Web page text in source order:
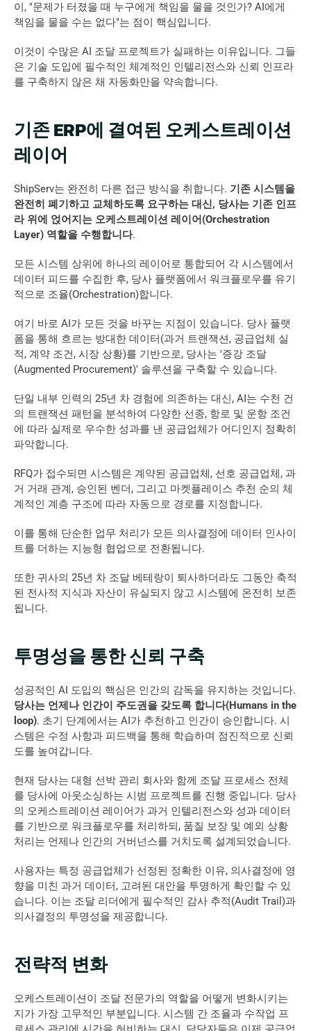
이, "문제가 터졌을 때 누구에게 책임을 물을 것인가? AI에게
책임을 물을 수는 없다"는 점이 핵심입니다.
이것이 수많은 AI 조달 프로젝트가 실패하는 이유입니다. 그들
은 기술 도입에 필수적인 체계적인 인텔리전스와 신뢰 인프라
를 구축하지 않은 채 자동화만을 약속합니다.
기존 ERP에 결여된 오케스트레이션
레이어
ShipServ는 완전히 다른 접근 방식을 취합니다. 기존 시스템을
완전히 폐기하고 교체하도록 요구하는 대신, 당사는 기존 인프
라 위에 얹어지는 오케스트레이션 레이어(Orchestration
Layer) 역할을 수행합니다.
모든 시스템 상위에 하나의 레이어로 통합되어 각 시스템에서
데이터 피드를 수집한 후, 당사 플랫폼에서 워크플로우를 유기
적으로 조율(Orchestration)합니다.
여기 바로 AI가 모든 것을 바꾸는 지점이 있습니다. 당사 플랫
폼을 통해 흐르는 방대한 데이터(과거 트랜잭션, 공급업체 실
적, 계약 조건, 시장 상황)를 기반으로, 당사는 '증강 조달
(Augmented Procurement)' 솔루션을 구축할 수 있습니다.
단일 내부 인력의 25년 차 경험에 의존하는 대신, AI는 수천 건
의 트랜잭션 패턴을 분석하여 다양한 선종, 항로 및 운항 조건
에 따라 실제로 우수한 성과를 낸 공급업체가 어디인지 정확히
파악합니다.
RFQ가 접수되면 시스템은 계약된 공급업체, 선호 공급업체, 과
거 거래 관계, 승인된 벤더, 그리고 마켓플레이스 추천 순의 체
계적인 계층 구조에 따라 자동으로 경로를 지정합니다.
이를 통해 단순한 업무 처리가 모든 의사결정에 데이터 인사이
트를 더하는 지능형 협업으로 전환됩니다.
또한 귀사의 25년 차 조달 베테랑이 퇴사하더라도 그동안 축적
된 전사적 지식과 자산이 유실되지 않고 시스템에 온전히 보존
됩니다.
투명성을 통한 신뢰 구축
당사는 언제나 인간이 주도권을 갖도록 합니다(Humans in the
loop). 초기 단계에서는 AI가 추천하고 인간이 승인합니다. 시
스템은 수정 사항과 피드백을 통해 학습하며 점진적으로 신뢰
도를 높여갑니다.
현재 당사는 대형 선박 관리 회사와 함께 조달 프로세스 전체
를 당사에 아웃소싱하는 시범 프로젝트를 진행 중입니다. 당사
의 오케스트레이션 레이어가 과거 인텔리전스와 성과 데이터
를 기반으로 워크플로우를 처리하되, 품질 보장 및 예외 상황
처리는 언제나 인간의 거버넌스를 거치도록 설계되었습니다.
사용자는 특정 공급업체가 선정된 정확한 이유, 의사결정에 영
향을 미친 과거 데이터, 고려된 대안을 투명하게 확인할 수 있
습니다. 이는 조달 리더에게 필수적인 감사 추적(Audit Trail)과
의사결정의 투명성을 제공합니다.
전략적 변화
오케스트레이션이 조달 전문가의 역할을 어떻게 변화시키는
지가 가장 고무적인 부분입니다. 시스템 간 조율과 수작업 프